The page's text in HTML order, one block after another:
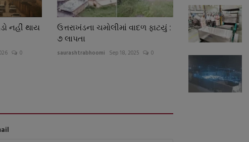
નહીં થાય
0
ઉત્તરાખંડના ચમોલીમાં વાદળ ફાટયું :
૭ લાપતા
saurashtrabhoomi Sep 18, 2025 0